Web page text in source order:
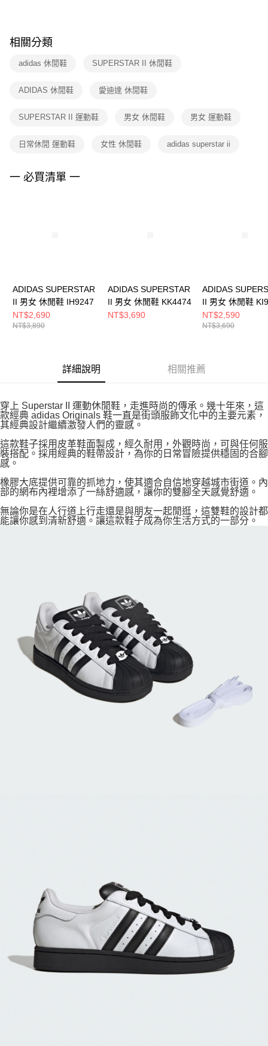
※ 交易是否成功請以「AFTEE先享後付 」之結帳頁面顯示為準，若有關於
是否繳費成功／繳費後需取消欲退款等相關疑問，請聯繫「AFTEE先享後付
客戶支援中心」https://netprotections.freshdesk.com/support/home
１．透過由恩沛科技股份有限公司提供之「AFTEE先享後付」服務完成之交
權轉讓予恩沛科技股份有限公司。
３．未成年的使用者請事先徵得法定代理人或監護人之同意方可使用
４．使用「AFTEE先享後付」時，將依據個別帳號之用戶狀況，依本公司即
相關分類
adidas 休閒鞋 SUPERSTAR II 休閒鞋
ADIDAS 休閒鞋 愛迪達 休閒鞋
SUPERSTAR II 運動鞋 男女 休閒鞋 男女 運動鞋
日常休閒 運動鞋 女性 休閒鞋 adidas superstar ii
一 必買清單 一
ADIDAS SUPERSTAR
II 男女 休閒鞋 IH9247
NT$2,690
NT$3,890
ADIDAS SUPERSTAR
II 男女 休閒鞋 KK4474
NT$3,690
ADIDAS
II 男女 休閒鞋
NT$2,590
NT$3,690
詳細說明 相關推薦
穿上 Superstar II 運動休閒鞋，走進時尚的傳承。幾十年來，這
款經典 adidas Originals 鞋一直是街頭服飾文化中的主要元素，
其經典設計繼續激發人們的靈感。
這款鞋子採用皮革鞋面製成，經久耐用，外觀時尚，可與任何服
裝搭配。採用經典的鞋帶設計，為你的日常冒險提供穩固的合腳
感。
橡膠大底提供可靠的抓地力，使其適合自信地穿越城市街道。內
部的網布內裡增添了一絲舒適感，讓你的雙腳全天感覺舒適。
無論你是在人行道上行走還是與朋友一起閒逛，這雙鞋的設計都
能讓你感到清新舒適。讓這款鞋子成為你生活方式的一部分。